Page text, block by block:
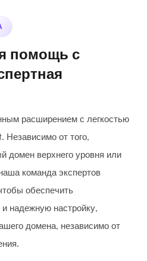
помощь с
расширением с легкостью
Независимо от того,
домен верхнего уровня или
команда экспертов
обеспечить
надежную настройку,
домена, независимо от